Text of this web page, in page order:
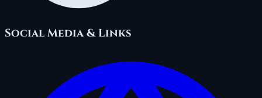
Social Media & Links